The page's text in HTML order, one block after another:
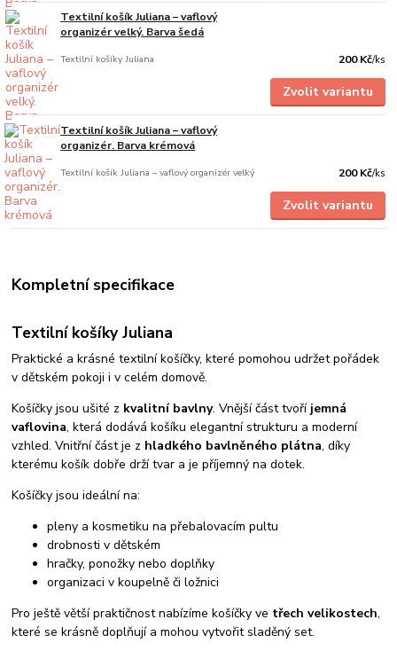
Textilní košík Juliana – vaflový
organizér velký. Barva šedá
Textilní košíky Juliana 200 Kč/ks
Zvolit variantu
Textilní košík Juliana – vaflový
organizér. Barva krémová
Textilní košík Juliana – vaflový organizér velký 200 Kč/ks
Zvolit variantu
Kompletní specifikace
Textilní košíky Juliana
Praktické a krásné textilní košíčky, které pomohou udržet pořádek
v dětském pokoji i v celém domově.
Košíčky jsou ušité z kvalitní bavlny. Vnější část tvoří jemná
vaflovina, která dodává košíku elegantní strukturu a moderní
vzhled. Vnitřní část je z hladkého bavlněného plátna, díky
kterému košík dobře drží tvar a je příjemný na dotek.
Košíčky jsou ideální na:
pleny a kosmetiku na přebalovacím pultu
drobnosti v dětském
hračky, ponožky nebo doplňky
organizaci v koupelně či ložnici
Pro ještě větší praktičnost nabízíme košíčky ve třech velikostech,
které se krásně doplňují a mohou vytvořit sladěný set.